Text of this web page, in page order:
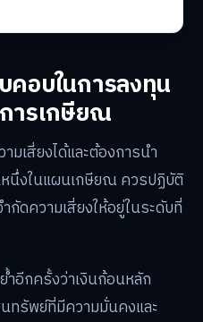
คอบในการลงทุน
ารเกษียณ
เสี่ยงได้และต้องการนำ
นึ่งในแผนเกษียณ ควรปฏิบัติ
กัดความเสี่ยงให้อยู่ในระดับที่
ย้ำอีกครั้งว่าเงินก้อนหลัก
ทรัพย์ที่มีความมั่นคงและ